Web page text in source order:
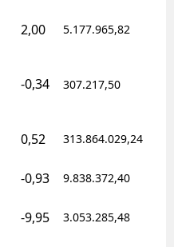
2,00 5.177.965,82
-0,34 307.217,50
0,52 313.864.029,24
-0,93 9.838.372,40
-9,95 3.053.285,48